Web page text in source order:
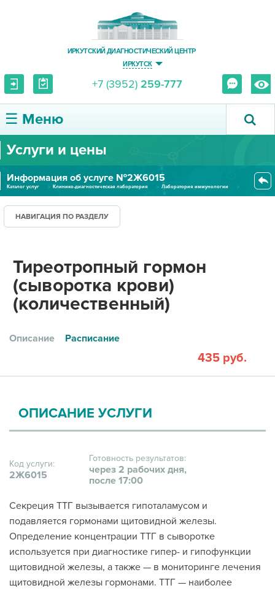
ИРКУТСКИЙ ДИАГНОСТИЧЕСКИЙ ЦЕНТР
ИРКУТСК
+7 (3952) 259-777
☰ Меню
О ЦЕНТРЕ
УСЛУГИ И ЦЕНЫ
ПАЦИЕНТУ
ПРАВОВАЯ ИНФОРМАЦИЯ
Услуги и цены
Информация об услуге №2Ж6015
Каталог услуг Клинико-диагностическая лаборатория
Лаборатория иммунологии
НАВИГАЦИЯ ПО РАЗДЕЛУ
Тиреотропный гормон
(сыворотка крови)
(количественный)
Описание Расписание
435 руб.
ОПИСАНИЕ УСЛУГИ
Код услуги:
2Ж6015
Готовность результатов:
через 2 рабочих дня,
после 17:00
Секреция ТТГ вызывается гипоталамусом и
подавляется гормонами щитовидной железы.
Определение концентрации ТТГ в сыворотке
используется при диагностике гипер- и гипофункции
щитовидной железы, а также — в мониторинге лечения
щитовидной железы гормонами. ТТГ — наиболее